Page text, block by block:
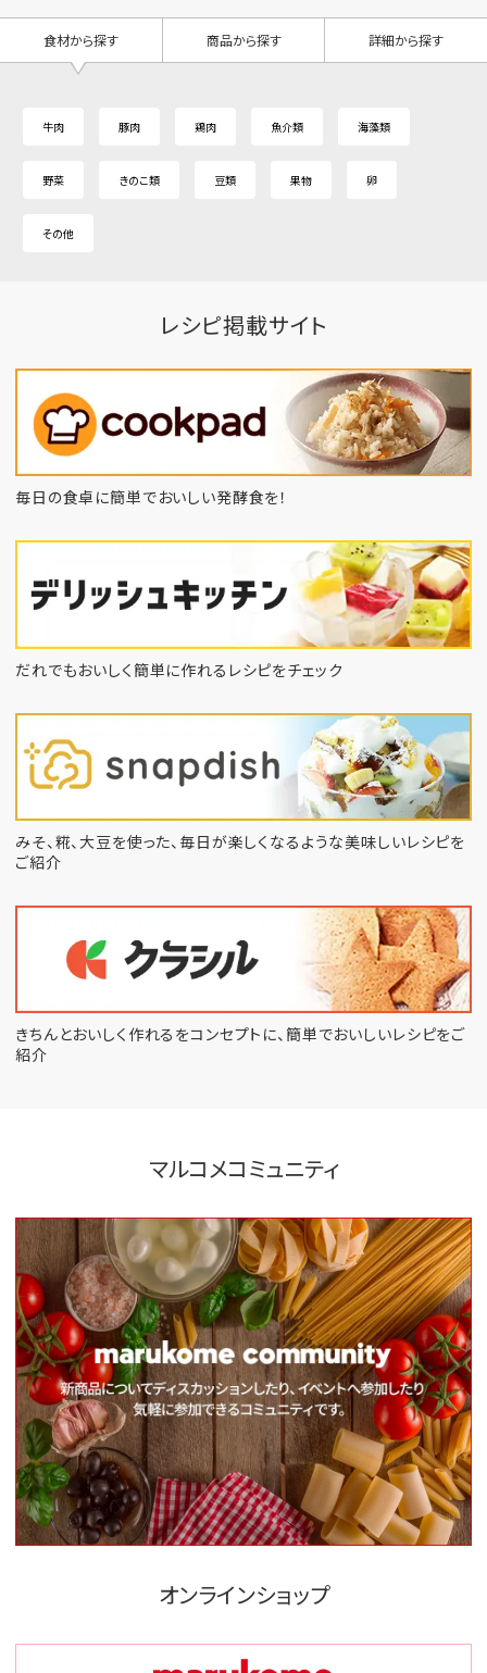
食材から探す 商品から探す 詳細から探す
牛肉 豚肉 鶏肉 魚介類 海藻類
野菜 きのこ類 豆類 果物 卵
その他
レシピ掲載サイト
毎日の食卓に簡単でおいしい発酵食を！
だれでもおいしく簡単に作れるレシピをチェック
みそ、糀、大豆を使った、毎日が楽しくなるような美味しいレシピを
ご紹介
きちんとおいしく作れるをコンセプトに、簡単でおいしいレシピをご
紹介
マルコメコミュニティ
オンラインショップ